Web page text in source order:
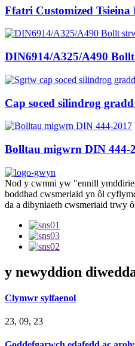
Ffatri Customized Tsieina
DIN6914/A325/A490
Cap soced silindrog
Bolltau migwrn DIN 444-
Nod y cwmni yw "ennill
boddhad cwsmeriaid yn ôl
da a dibyniaeth cwsmeriaid trwy
y newyddion
Clymwr sylfaenol
23, 09, 23